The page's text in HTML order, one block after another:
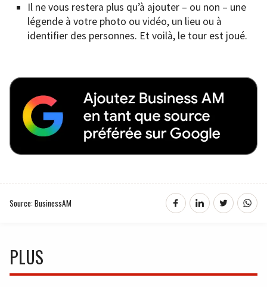
Il ne vous restera plus qu’à ajouter – ou non – une
légende à votre photo ou vidéo, un lieu ou à
identifier des personnes. Et voilà, le tour est joué.
Source: BusinessAM
PLUS